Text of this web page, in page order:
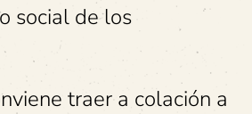
social de los
traer a colación a